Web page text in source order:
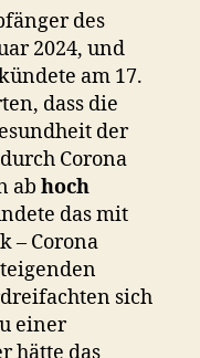
h
e
K
o
n
s
e
q
u
e
n
z
e
n
des
2024, und
am 17.
dass die
der
Corona
ab hoch
das mit
– Corona
sich
einer
hätte das